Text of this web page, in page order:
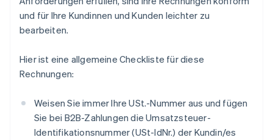
und für Ihre Kundinnen und Kunden leichter zu
bearbeiten.
Hier ist eine allgemeine Checkliste für diese
Rechnungen:
Weisen Sie immer Ihre USt.-Nummer aus und fügen
Sie bei B2B-Zahlungen die Umsatzsteuer-
Identifikationsnummer (USt-IdNr.) der Kundin/es